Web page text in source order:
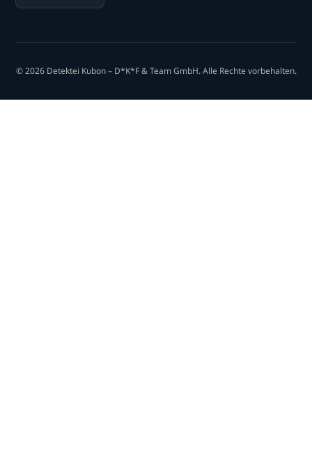
© 2026 Detektei Kubon – D*K*F & Team GmbH. Alle Rechte vorbehalten.